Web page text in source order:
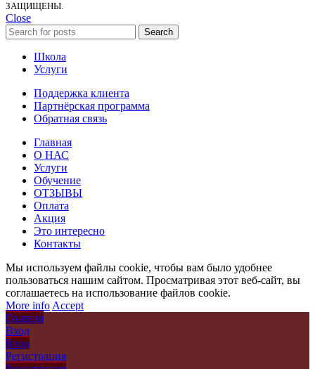
ЗАЩИЩЕНЫ.
Close
Search
Школа
Услуги
Поддержка клиента
Партнёрская программа
Обратная связь
Главная
О НАС
Услуги
Обучение
ОТЗЫВЫ
Оплата
Акция
Это интересно
Контакты
Мы используем файлы cookie, чтобы вам было удобнее
пользоваться нашим сайтом. Просматривая этот веб-сайт, вы
соглашаетесь на использование файлов cookie.
More info Accept
Главная
Вход
Вход
Регистрация